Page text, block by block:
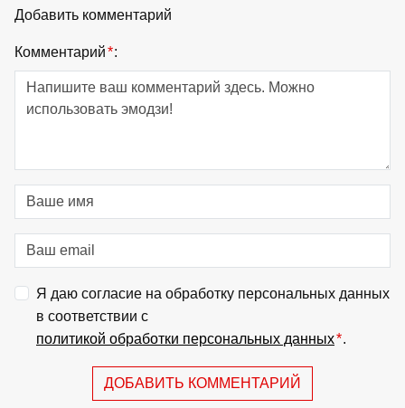
Добавить комментарий
Комментарий*:
Я даю согласие на обработку персональных данных
в соответствии с
политикой обработки персональных данных*.
ДОБАВИТЬ КОММЕНТАРИЙ